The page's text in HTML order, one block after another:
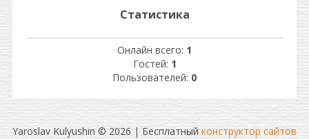
Статистика
Онлайн всего: 1
Гостей: 1
Пользователей: 0
Yaroslav Kulyushin © 2026 | Бесплатный конструктор сайтов